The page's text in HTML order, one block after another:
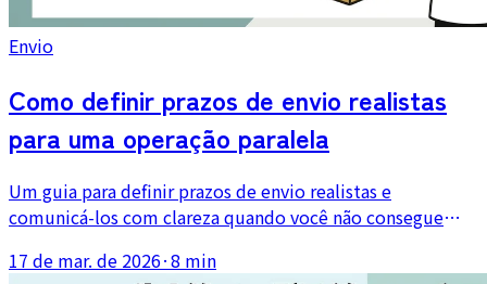
Envio
Como definir prazos de envio realistas
para uma operação paralela
Um guia para definir prazos de envio realistas e
comunicá-los com clareza quando você não consegue
meio período ou paralelas.
17 de mar. de 2026·8 min